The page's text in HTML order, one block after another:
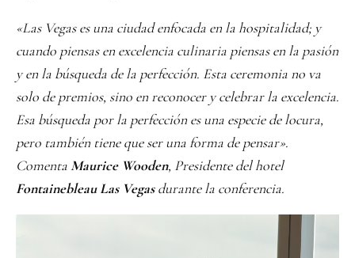
«Las Vegas es una ciudad enfocada en la hospitalidad; y
cuando piensas en excelencia culinaria piensas en la pasión
y en la búsqueda de la perfección. Esta ceremonia no va
solo de premios, sino en reconocer y celebrar la excelencia.
Esa búsqueda por la perfección es una especie de locura,
pero también tiene que ser una forma de pensar».
ComentaMaurice Wooden, Presidente del hotel
Fontainebleau Las Vegasdurante la conferencia.